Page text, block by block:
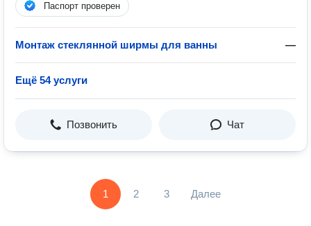
Паспорт проверен
Монтаж стеклянной ширмы для ванны —
Ещё 54 услуги
Позвонить Чат
1 2 3 Далее